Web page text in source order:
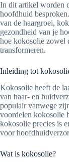
In dit artikel worden
hoofdhuid
van de haargroei,
gezondheid van je
hoe kokosolie zowel
transformeren.
Inleiding tot
Kokosolie heeft de
van haar- en
populair vanwege
voordelen kokosolie
kokosolie precies is
voor
Wat is kokosolie?